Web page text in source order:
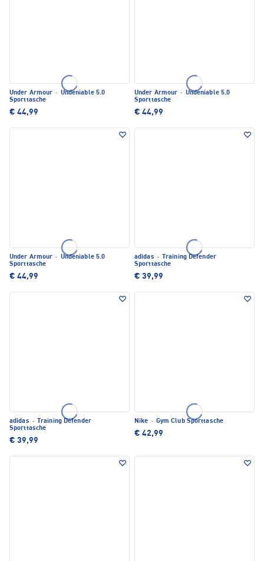
Under Armour · Undeniable 5.0
Sporttasche
€ 44,99
Under Armour · Undeniable 5.0
Sporttasche
€ 44,99
Under Armour · Undeniable 5.0
Sporttasche
€ 44,99
adidas ·
Training Defender
Sporttasche
€ 39,99
adidas ·
Training Defender
Sporttasche
€ 39,99
Nike · Gym Club Sporttasche
€ 42,99